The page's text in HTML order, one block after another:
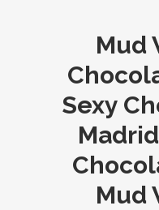
Mud
Sexy
Mud